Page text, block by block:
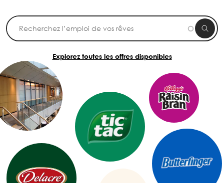
Explorez toutes les offres disponibles